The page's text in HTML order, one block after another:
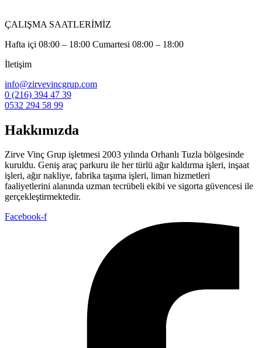
ÇALIŞMA SAATLERİMİZ
Hafta içi 08:00 – 18:00 Cumartesi 08:00 – 18:00
İletişim
info@zirvevincgrup.com
0 (216) 394 47 39
0532 294 58 99
Hakkımızda
Zirve Vinç Grup işletmesi 2003 yılında Orhanlı Tuzla bölgesinde
kuruldu. Geniş araç parkuru ile her türlü ağır kaldırma işleri, inşaat
işleri, ağır nakliye, fabrika taşıma işleri, liman hizmetleri
faaliyetlerini alanında uzman tecrübeli ekibi ve sigorta güvencesi ile
gerçekleştirmektedir.
Facebook-f